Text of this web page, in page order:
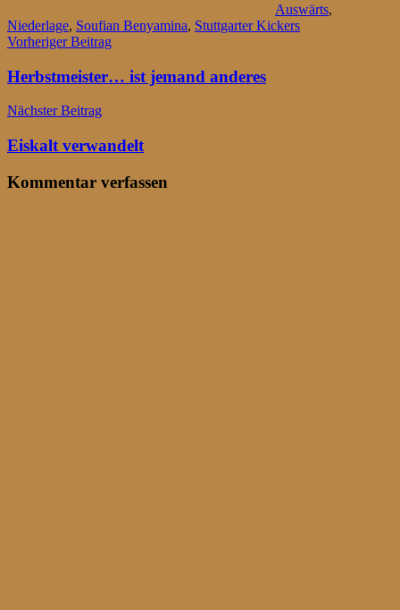
Auswärts,
Niederlage, Soufian Benyamina, Stuttgarter Kickers
Beitragsnavigation
Vorheriger Beitrag
Herbstmeister… ist jemand anderes
Nächster Beitrag
Eiskalt verwandelt
Kommentar verfassen